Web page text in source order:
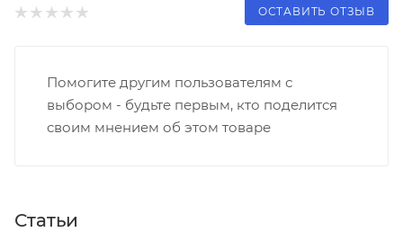
ОСТАВИТЬ ОТЗЫВ
Помогите другим пользователям с
выбором - будьте первым, кто поделится
своим мнением об этом товаре
Статьи